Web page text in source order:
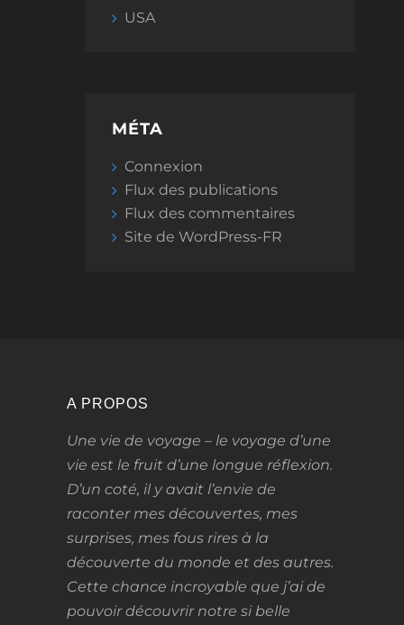
USA
MÉTA
Connexion
Flux des publications
Flux des commentaires
Site de WordPress-FR
A PROPOS
Une vie de voyage – le voyage d’une
vie est le fruit d’une longue réflexion.
D’un coté, il y avait l’envie de
raconter mes découvertes, mes
surprises, mes fous rires à la
découverte du monde et des autres.
Cette chance incroyable que j’ai de
pouvoir découvrir notre si belle